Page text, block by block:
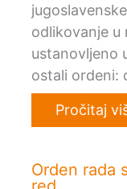
odlikovanje u
ustanovljeno
ostali ordeni:
Pročitaj
Orden rada